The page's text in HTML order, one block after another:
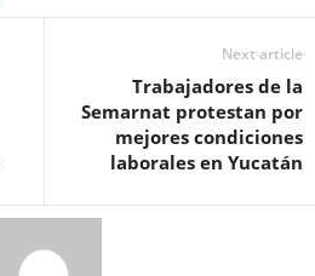
Next article
Trabajadores de la
Semarnat protestan por
mejores condiciones
laborales en Yucatán